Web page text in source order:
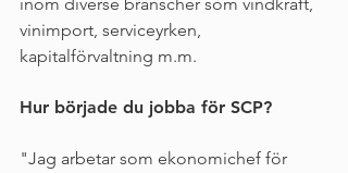
inom diverse branscher som vindkraft,
vinimport, serviceyrken,
kapitalförvaltning m.m.
Hur började du jobba för SCP?
"Jag arbetar som ekonomichef för